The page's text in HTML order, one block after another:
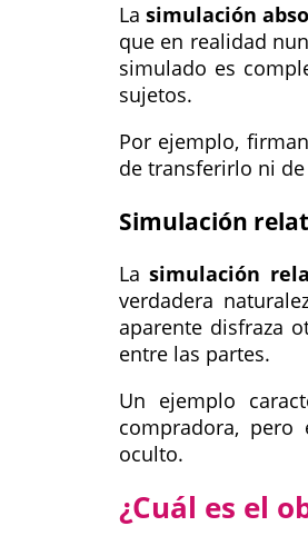
Lasimulación
que en realidad
simulado es
sujetos.
Por ejemplo,
de transferirlo ni
Simulación
Lasimulación
verdadera
aparente disfraza
entre las partes.
Un ejemplo
compradora,
oculto.
¿Cuál es el